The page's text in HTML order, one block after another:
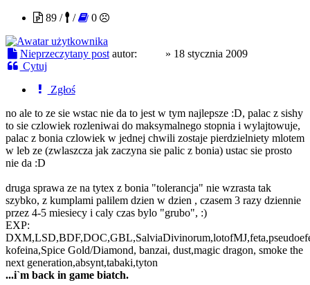
89 /
/ 0
Nieprzeczytany post autor: » 18 stycznia 2009
Cytuj
Zgłoś
no ale to ze sie wstac nie da to jest w tym najlepsze :D, palac z sishy
to sie czlowiek rozleniwai do maksymalnego stopnia i wylajtowuje,
palac z bonia czlowiek w jednej chwili zostaje pierdzielniety mlotem
w leb ze (zwlaszcza jak zaczyna sie palic z bonia) ustac sie prosto
nie da :D
druga sprawa ze na tytex z bonia "tolerancja" nie wzrasta tak
szybko, z kumplami palilem dzien w dzien , czasem 3 razy dziennie
przez 4-5 miesiecy i caly czas bylo "grubo", :)
EXP:
kofeina,Spice Gold/Diamond, banzai, dust,magic dragon, smoke the
next generation,absynt,tabaki,tyton
...i`m back in game biatch.